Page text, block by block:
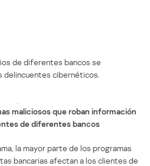
de diferentes bancos se
delincuentes cibernéticos.
maliciosos que roban información
de diferentes bancos
la mayor parte de los programas
bancarias afectan a los clientes de